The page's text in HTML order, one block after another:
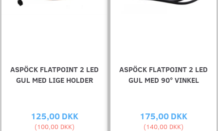
ASPÖCK FLATPOINT 2 LED
GUL MED LIGE HOLDER
125,00 DKK
(100,00 DKK)
ASPÖCK FLATPOINT 2 LED
GUL MED 90° VINKEL
175,00 DKK
(140,00 DKK)